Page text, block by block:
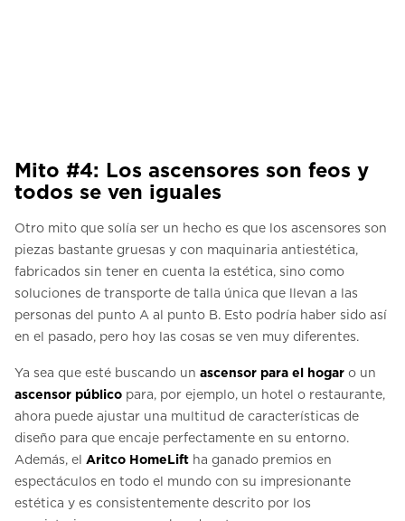
Mito #4: Los ascensores son feos y
todos se ven iguales
Otro mito que solía ser un hecho es que los ascensores son
piezas bastante gruesas y con maquinaria antiestética,
fabricados sin tener en cuenta la estética, sino como
soluciones de transporte de talla única que llevan a las
personas del punto A al punto B. Esto podría haber sido así
en el pasado, pero hoy las cosas se ven muy diferentes.
Ya sea que esté buscando un ascensor para el hogar o un
ascensor público para, por ejemplo, un hotel o restaurante,
ahora puede ajustar una multitud de características de
diseño para que encaje perfectamente en su entorno.
Además, el Aritco HomeLift ha ganado premios en
espectáculos en todo el mundo con su impresionante
estética y es consistentemente descrito por los